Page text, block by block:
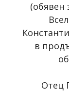
(обявен
в
Отец